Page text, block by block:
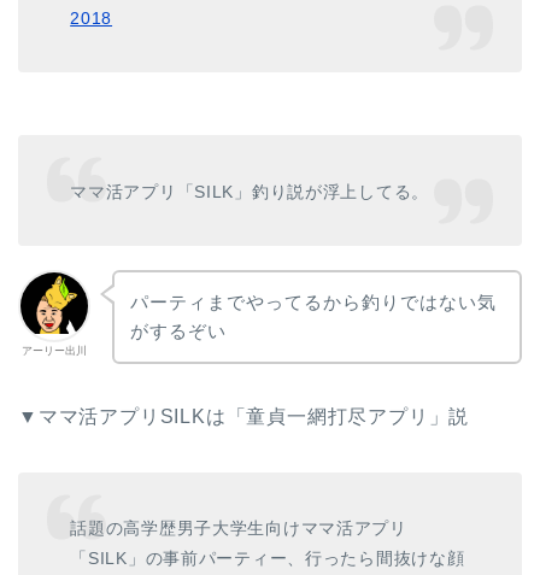
2018
ママ活アプリ「SILK」釣り説が浮上してる。
アーリー出川
パーティまでやってるから釣りではない気
がするぞい
▼ママ活アプリSILKは「童貞一網打尽アプリ」説
話題の高学歴男子大学生向けママ活アプリ
「SILK」の事前パーティー、行ったら間抜けな顔